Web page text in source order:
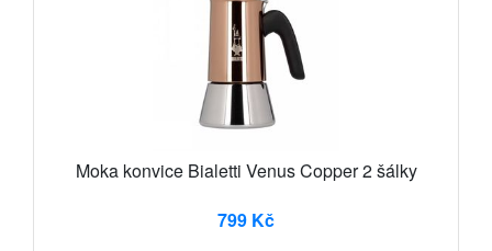
Moka konvice Bialetti Venus Copper 2 šálky
799 Kč